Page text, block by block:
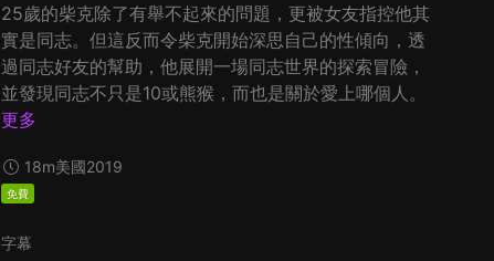
25歲的柴克除了有舉不起來的問題，更被女友指控他其
實是同志。但這反而令柴克開始深思自己的性傾向，透
過同志好友的幫助，他展開一場同志世界的探索冒險，
並發現同志不只是10或熊猴，而也是關於愛上哪個人。
更多
18m美國2019
免費
字幕